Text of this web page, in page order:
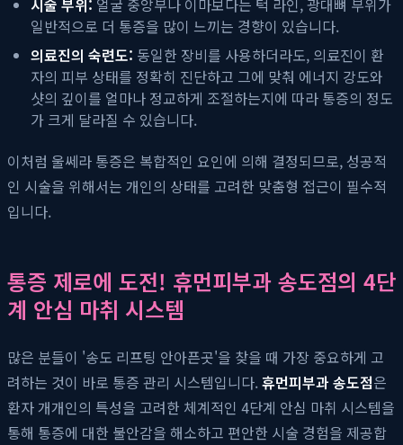
일반적으로 더 통증을 많이 느끼는 경향이 있습니다.
의료진의 숙련도: 동일한 장비를 사용하더라도, 의료진이 환
자의 피부 상태를 정확히 진단하고 그에 맞춰 에너지 강도와
샷의 깊이를 얼마나 정교하게 조절하는지에 따라 통증의 정도
가 크게 달라질 수 있습니다.
이처럼 울쎄라 통증은 복합적인 요인에 의해 결정되므로, 성공적
인 시술을 위해서는 개인의 상태를 고려한 맞춤형 접근이 필수적
입니다.
통증 제로에 도전! 휴먼피부과 송도점의 4단
계 안심 마취 시스템
많은 분들이 '송도 리프팅 안아픈곳'을 찾을 때 가장 중요하게 고
려하는 것이 바로 통증 관리 시스템입니다.휴먼피부과 송도점은
환자 개개인의 특성을 고려한 체계적인 4단계 안심 마취 시스템을
통해 통증에 대한 불안감을 해소하고 편안한 시술 경험을 제공합